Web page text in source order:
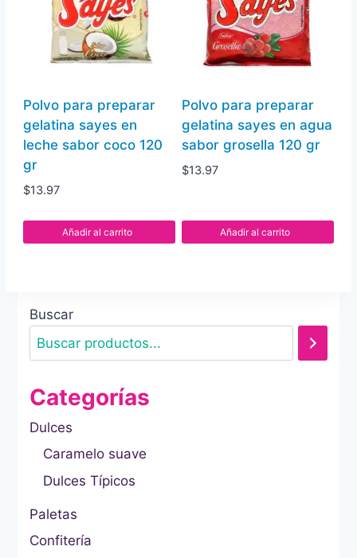
Polvo para preparar
gelatina sayes en
leche sabor coco 120
gr
$13.97
Añadir al carrito
Polvo para preparar
gelatina sayes en agua
sabor grosella 120 gr
$13.97
Añadir al carrito
Buscar
Categorías
Dulces
Caramelo suave
Dulces Típicos
Paletas
Confitería